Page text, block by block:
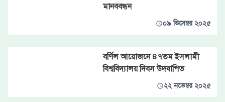
মানববন্ধন
০৯ ডিসেম্বর ২০২৫
বর্ণিল আয়োজনে ৪৭তম ইসলামী
বিশ্ববিদ্যালয় দিবস উদযাপিত
২২ নভেম্বর ২০২৫